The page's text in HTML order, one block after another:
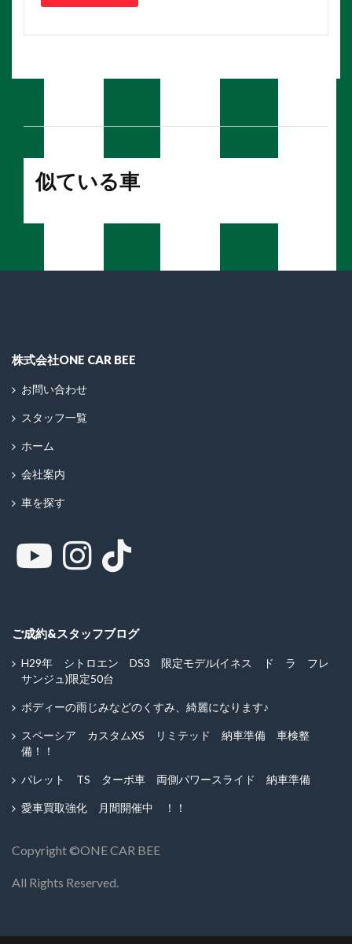
似ている車
株式会社ONE CAR BEE
お問い合わせ
スタッフ一覧
ホーム
会社案内
車を探す
ご成約&スタッフブログ
H29年 シトロエン DS3 限定モデル(イネス ド ラ フレ
サンジュ)限定50台
ボディーの雨じみなどのくすみ、綺麗になります♪
スペーシア カスタムXS リミテッド 納車準備 車検整
備！！
パレット TS ターボ車 両側パワースライド 納車準備
愛車買取強化 月間開催中 ！！
Copyright ©︎ONE CAR BEE
All Rights Reserved.